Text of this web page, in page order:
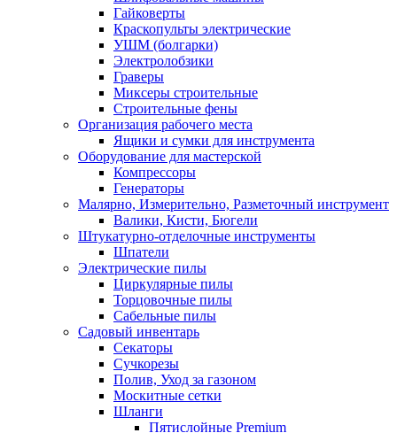
Гайковерты
Краскопульты электрические
УШМ (болгарки)
Электролобзики
Граверы
Миксеры строительные
Строительные фены
Организация рабочего места
Ящики и сумки для инструмента
Оборудование для мастерской
Компрессоры
Генераторы
Малярно, Измерительно, Разметочный инструмент
Валики, Кисти, Бюгели
Штукатурно-отделочные инструменты
Шпатели
Электрические пилы
Циркулярные пилы
Торцовочные пилы
Сабельные пилы
Садовый инвентарь
Секаторы
Сучкорезы
Полив, Уход за газоном
Москитные сетки
Шланги
Пятислойные Premium